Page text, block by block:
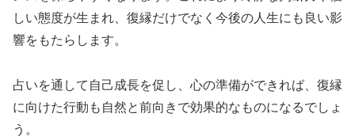
しい態度が生まれ、復縁だけでなく今後の人生にも良い影
響をもたらします。
占いを通して自己成長を促し、心の準備ができれば、復縁
に向けた行動も自然と前向きで効果的なものになるでしょ
う。